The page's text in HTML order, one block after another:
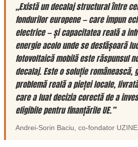
„Există un decalaj structural între
fondurilor europene — care impun
electrice — și capacitatea reală a
energie acolo unde se desfășoară
fotovoltaică mobilă este răspunsul
decalaj. Este o soluție românească,
problemă reală a pieței locale,
care a luat decizia corectă de a
eligibile pentru finanțările UE.”
Andrei-Sorin Baciu, co-fondator